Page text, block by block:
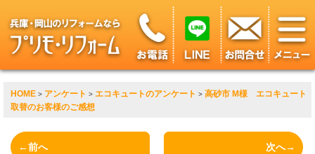
HOME > アンケート > エコキュートのアンケート > 高砂市 M様 エコキュート
取替のお客様のご感想
←前へ 次へ→